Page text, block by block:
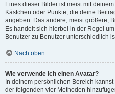
Eines dieser Bilder ist meist mit
Kästchen oder Punkte, die deine
angeben. Das andere, meist größere,
Es handelt sich hierbei in der Regel
Benutzer zu Benutzer unterschiedlich
Nach oben
Wie verwende ich einen Avatar?
In deinem persönlichen Bereich
der folgenden vier Methoden